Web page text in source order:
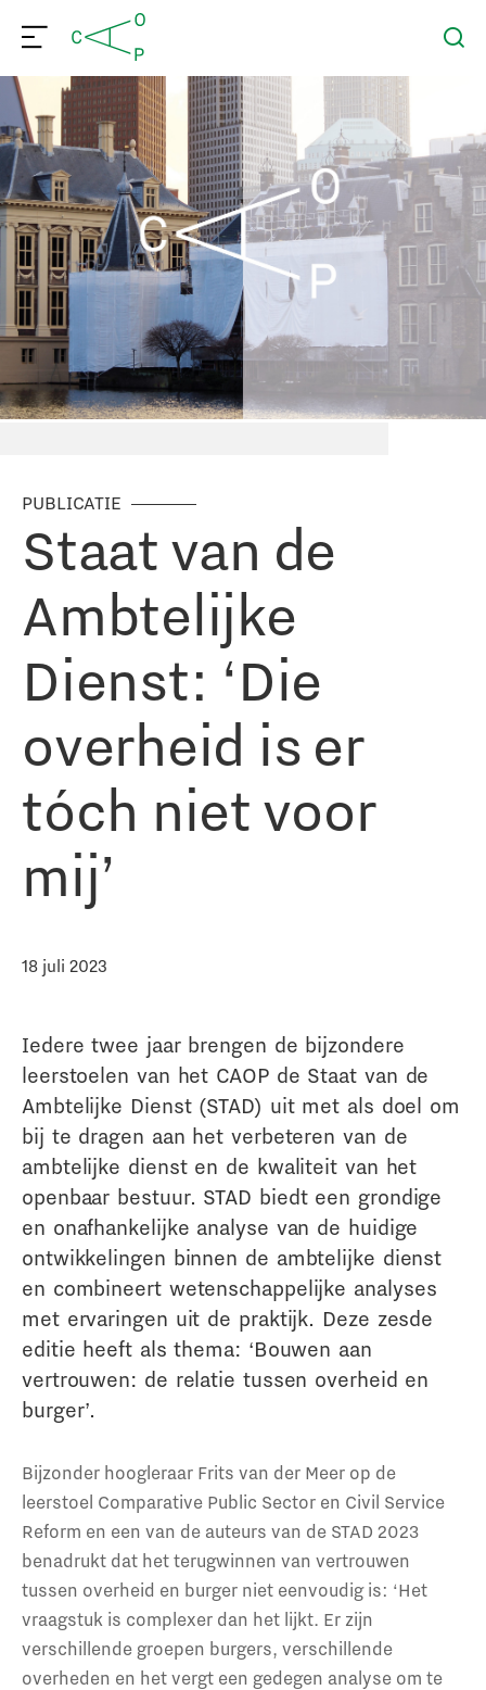
PUBLICATIE
Staat van de
Ambtelijke
Dienst: ‘Die
overheid is er
tóch niet voor
mij’
18 juli 2023
Iedere twee jaar brengen de bijzondere
leerstoelen van het CAOP de Staat van de
Ambtelijke Dienst (STAD) uit met als doel om
bij te dragen aan het verbeteren van de
ambtelijke dienst en de kwaliteit van het
openbaar bestuur. STAD biedt een grondige
en onafhankelijke analyse van de huidige
ontwikkelingen binnen de ambtelijke dienst
en combineert wetenschappelijke analyses
met ervaringen uit de praktijk. Deze zesde
editie heeft als thema: ‘Bouwen aan
vertrouwen: de relatie tussen overheid en
burger’.
Bijzonder hoogleraar Frits van der Meer op de
leerstoel Comparative Public Sector en Civil Service
Reform en een van de auteurs van de STAD 2023
benadrukt dat het terugwinnen van vertrouwen
tussen overheid en burger niet eenvoudig is: ‘Het
vraagstuk is complexer dan het lijkt. Er zijn
verschillende groepen burgers, verschillende
overheden en het vergt een gedegen analyse om te